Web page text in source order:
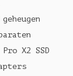
geheugen
Pro X2 SSD